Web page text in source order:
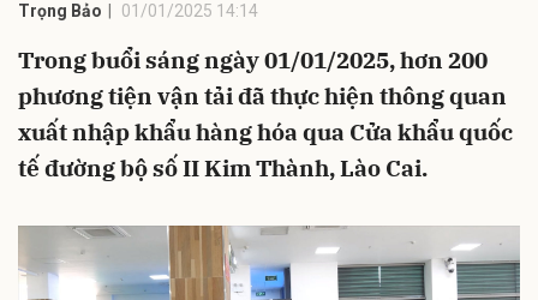
Trọng Bảo 01/01/2025 14:14
Trong buổi sáng ngày 01/01/2025, hơn 200
phương tiện vận tải đã thực hiện thông quan
xuất nhập khẩu hàng hóa qua Cửa khẩu quốc
tế đường bộ số II Kim Thành, Lào Cai.